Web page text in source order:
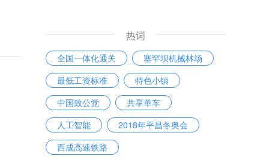
热词
全国一体化通关
塞罕坝机械林场
最低工资标准
特色小镇
中国致公党
共享单车
人工智能
2018年平昌冬奥会
西成高速铁路